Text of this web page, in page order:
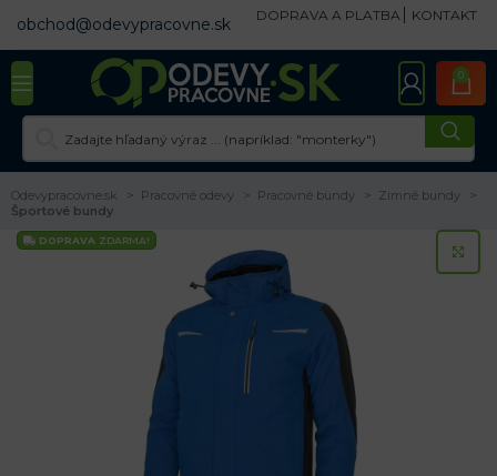
obchod@odevypracovne.sk DOPRAVA A PLATBA KONTAKT
0
Odevypracovne.sk Pracovné odevy Pracovné bundy
Zimné bundy
Športové bundy
DOPRAVA ZDARMA!